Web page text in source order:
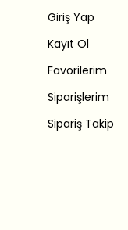
Giriş Yap
Kayıt Ol
Favorilerim
Siparişlerim
Sipariş Takip